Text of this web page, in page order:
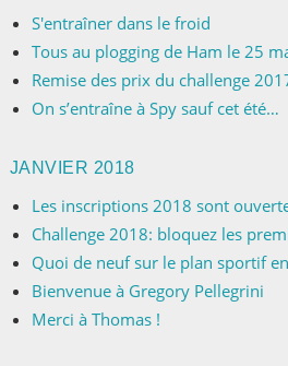
S'entraîner dans le froid
Tous au plogging de Ham le 25
Remise des prix du challenge
On s’entraîne à Spy sauf cet été…
JANVIER 2018
Les inscriptions 2018 sont
Challenge 2018: bloquez les
Quoi de neuf sur le plan sportif
Bienvenue à Gregory Pellegrini
Merci à Thomas !